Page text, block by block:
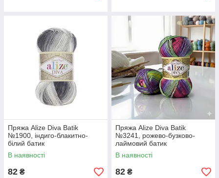
Пряжа Alize Diva Batik
№1900, індиго-блакитно-
білий батик
В наявності
82 ₴
Пряжа Alize Diva Batik
№3241, рожево-бузково-
лаймовий батик
В наявності
82 ₴